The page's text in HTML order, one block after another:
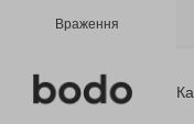
Враження